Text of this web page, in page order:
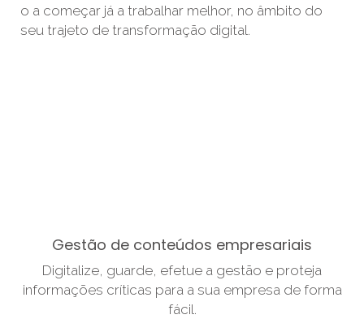
o a começar já a trabalhar melhor, no âmbito do
seu trajeto de transformação digital.
Gestão de conteúdos empresariais
Digitalize, guarde, efetue a gestão e proteja
informações críticas para a sua empresa de forma
fácil.